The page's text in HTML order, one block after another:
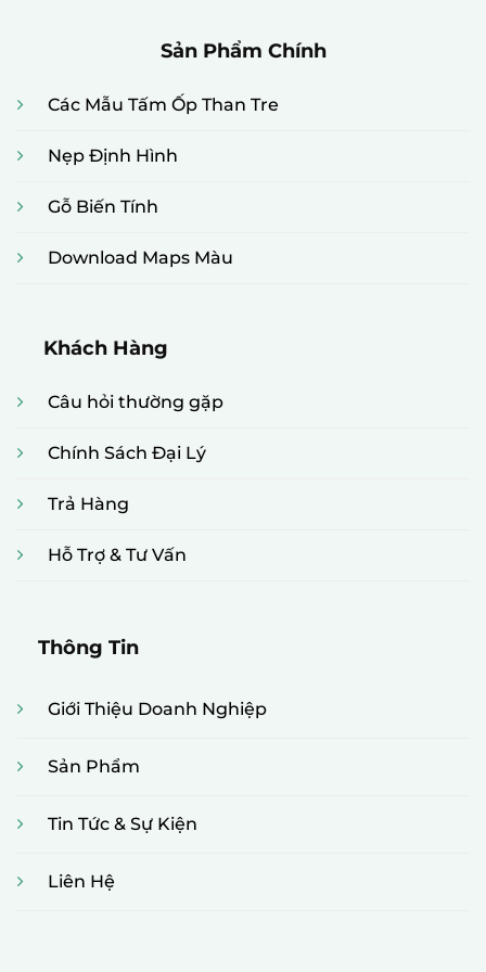
Sản Phẩm Chính
Các Mẫu Tấm Ốp Than Tre
Nẹp Định Hình
Gỗ Biến Tính
Download Maps Màu
Khách Hàng
Câu hỏi thường gặp
Chính Sách Đại Lý
Trả Hàng
Hỗ Trợ & Tư Vấn
Thông Tin
Giới Thiệu Doanh Nghiệp
Sản Phẩm
Tin Tức & Sự Kiện
Liên Hệ